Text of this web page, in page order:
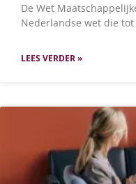
De Wet
Nederlandse wet die
LEES VERDER »